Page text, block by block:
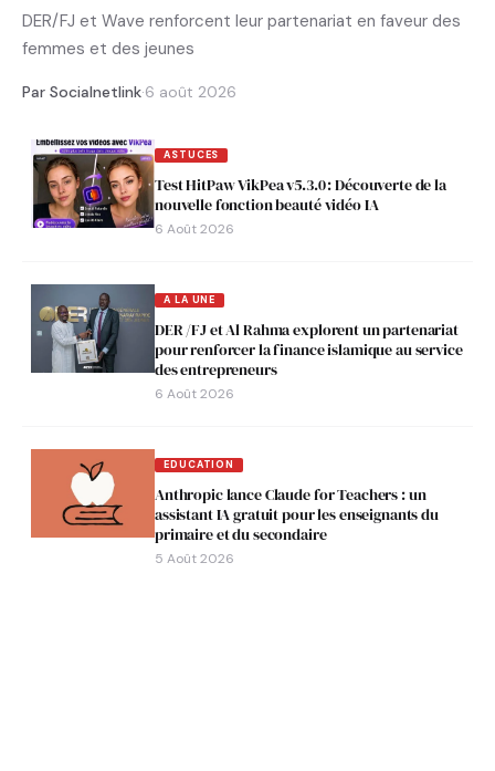
DER/FJ et Wave renforcent leur partenariat en faveur des
femmes et des jeunes
Par Socialnetlink·6 août 2026
ASTUCES
Test HitPaw VikPea v5.3.0 : Découverte de la
nouvelle fonction beauté vidéo IA
6 Août 2026
A LA UNE
DER /FJ et Al Rahma explorent un partenariat
pour renforcer la finance islamique au service
des entrepreneurs
6 Août 2026
EDUCATION
Anthropic lance Claude for Teachers : un
assistant IA gratuit pour les enseignants du
primaire et du secondaire
5 Août 2026